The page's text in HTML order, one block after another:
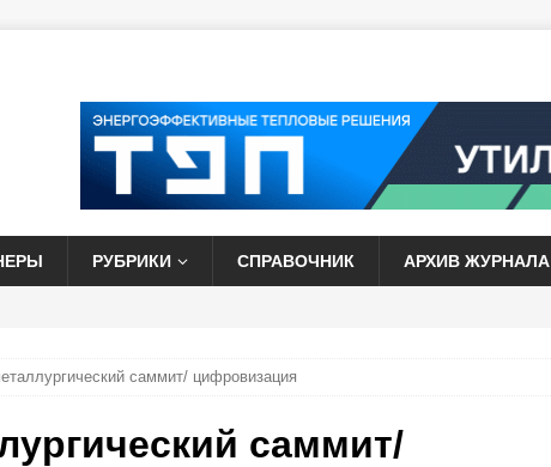
РУБРИКИ СПРАВОЧНИК АРХИВ ЖУРНАЛА
саммит/ цифровизация
саммит/